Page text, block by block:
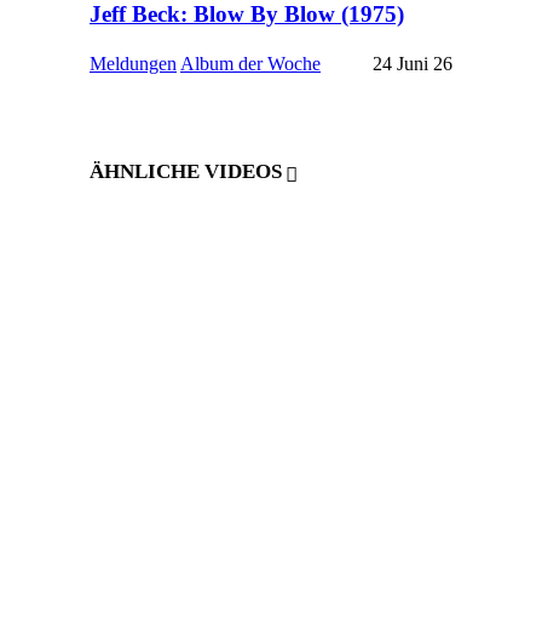
Jeff Beck: Blow By Blow (1975)
Meldungen Album der Woche 24 Juni 26
ÄHNLICHE VIDEOS